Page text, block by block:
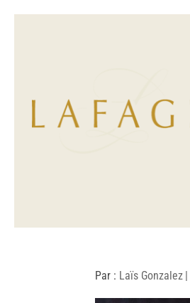
Par : Laïs Gonzalez |